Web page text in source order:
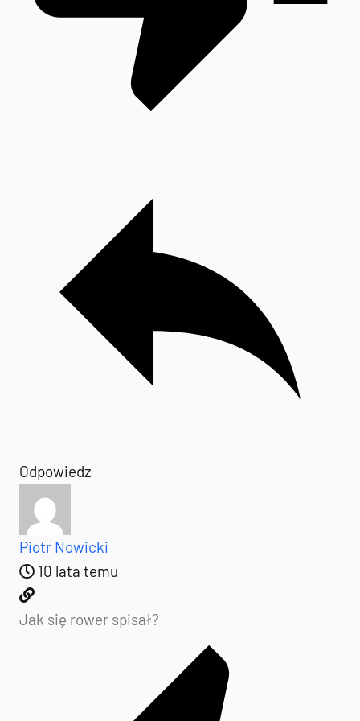
Odpowiedz
Piotr Nowicki
10 lata temu
Jak się rower spisał?